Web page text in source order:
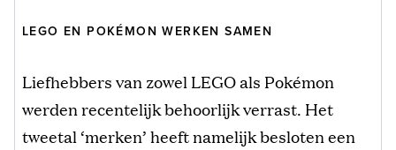
LEGO EN POKÉMON WERKEN SAMEN
Liefhebbers van zowel LEGO als Pokémon
werden recentelijk behoorlijk verrast. Het
tweetal ‘merken’ heeft namelijk besloten een